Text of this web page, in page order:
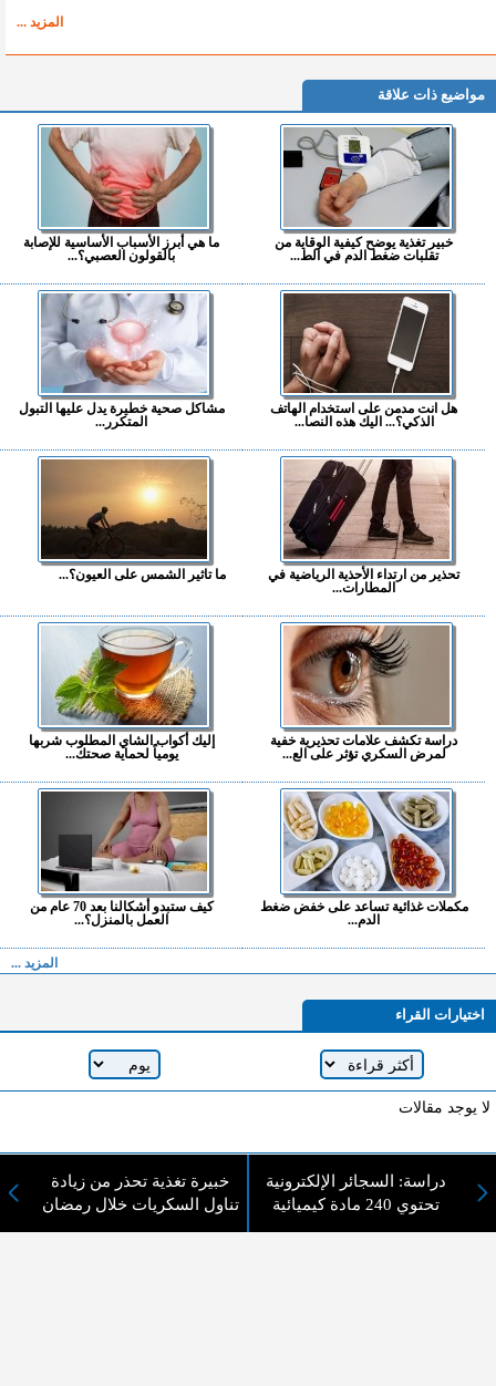
المزيد ...
مواضيع ذات علاقة
خبير تغذية يوضح كيفية الوقاية من
تقلبات ضغط الدم في الط...
ما هي أبرز الأسباب الأساسية للإصابة
بالقولون العصبي؟...
هل انت مدمن على استخدام الهاتف
الذكي؟... اليك هذه النصا...
مشاكل صحية خطيرة يدل عليها التبول
المتكرر...
تحذير من ارتداء الأحذية الرياضية في
المطارات...
ما تاثير الشمس على العيون؟...
دراسة تكشف علامات تحذيرية خفية
لمرض السكري تؤثر على الع...
إليك أكواب الشاي المطلوب شربها
يومياً لحماية صحتك...
مكملات غذائية تساعد على خفض ضغط
الدم...
كيف ستبدو أشكالنا بعد 70 عام من
العمل بالمنزل؟...
المزيد ...
اختيارات القراء
لا يوجد مقالات
دراسة: السجائر الإلكترونية
تحتوي 240 مادة كيميائية
خبيرة تغذية تحذر من زيادة
تناول السكريات خلال رمضان
لا مانع من الإقتباس وإعادة النشر شريط ذكر المصدر ( المدينة نيوز ) - الآراء والتعليقات
المنشورة تعبر عن رأي أصحابها فقط